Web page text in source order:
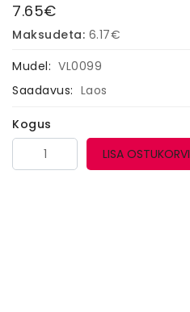
7.65€
Maksudeta: 6.17€
Mudel: VL0099
Saadavus: Laos
Kogus
LISA OSTUKORVI